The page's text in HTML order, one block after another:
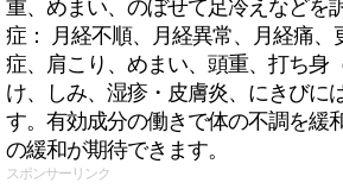
重、めまい、のぼせて足冷えなどを
症： 月経不順、月経異常、月経痛、
症、肩こり、めまい、頭重、打ち身
け、しみ、湿疹・皮膚炎、にきびに
す。有効成分の働きで体の不調を緩
の緩和が期待できます。
スポンサーリンク